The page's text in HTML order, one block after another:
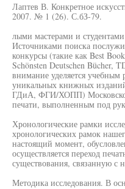
Лаптев В. Конкретное
2007. № 1 (26). С.бЗ-79.
лыми мастерами и
Источниками поиска
конкурсы (такие как Best
Schönsten Deutschen Bücher,
внимание уделяется
уникальных книжных
ГДиА, ФГИ/ХОПП)
печати, выполненным под
Хронологические рамки
хронологических рамок
настоящий момент,
осуществляется переход
существования, связанную с
Методика исследования. В